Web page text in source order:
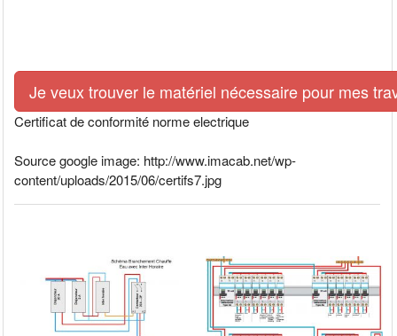
Je veux trouver le matériel nécessaire pour mes
Certificat de conformité norme electrique
Source google image: http://www.imacab.net/wp-
content/uploads/2015/06/certifs7.jpg